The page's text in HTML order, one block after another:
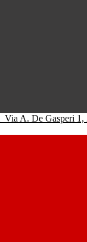
Via A. De Gasperi